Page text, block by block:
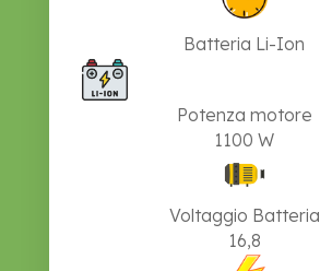
Batteria Li-Ion
Potenza motore
1100 W
Voltaggio Batteria
16,8